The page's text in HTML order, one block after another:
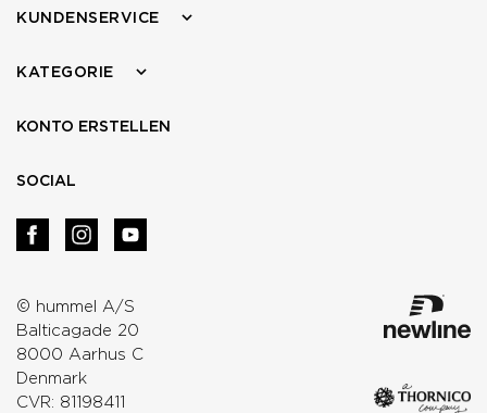
© hummel A/S
Balticagade 20
8000 Aarhus C
Denmark
CVR: 81198411
KUNDENSERVICE
KATEGORIE
KONTO ERSTELLEN
SOCIAL